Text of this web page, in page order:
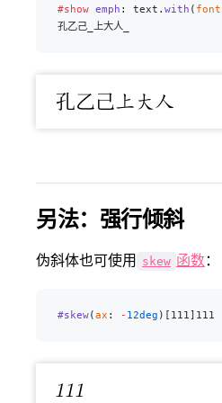
#show emph : text. with ( font
孔乙己_上大人
另法：强行倾斜
伪斜体也可使用 skew 函数：
#skew(ax : - 12deg )[111]111